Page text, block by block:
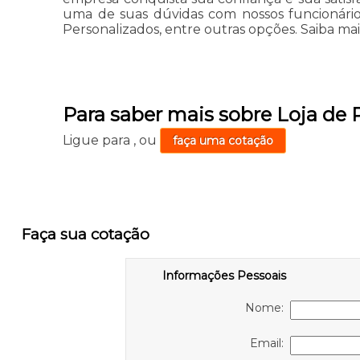
uma de suas dúvidas com nossos
Personalizados, entre outras opções. Saiba
Para saber mais sobre Loja
Ligue para ,ou faça uma cotação
Faça sua cotação
Informações Pessoais
Nome:
Email: